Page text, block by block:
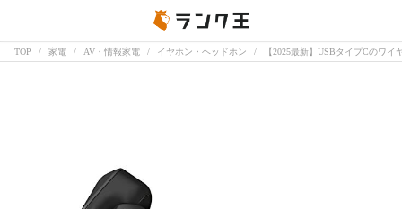
TOP 家電 AV・情報家電 イヤホン・ヘッドホン 【2025最新】USBタイプCのワ